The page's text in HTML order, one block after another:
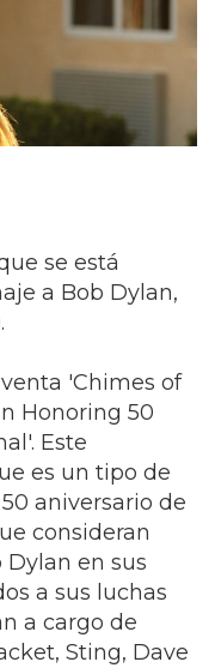
se está
a Bob Dylan,
'Chimes of
Honoring 50
Este
es un tipo de
aniversario de
consideran
en sus
a sus luchas
a cargo de
Sting, Dave